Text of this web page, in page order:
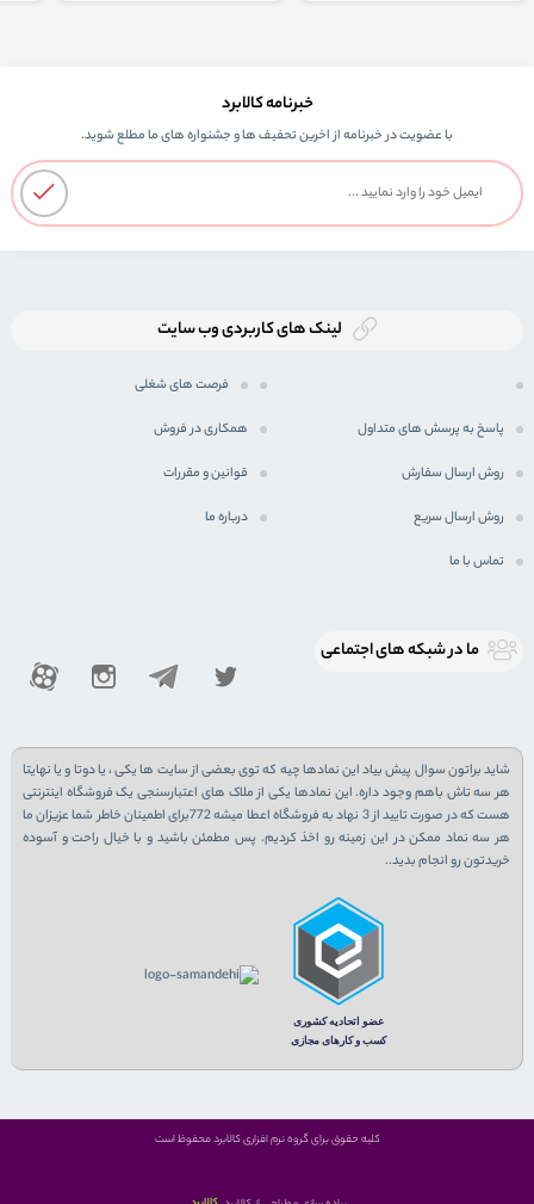
خبرنامه کالابرد
با عضویت در خبرنامه از اخرین تحفیف ها و جشنواره های ما مطلع شوید.
لینک های کاربردی وب سایت
فرصت های شغلی
پاسخ به پرسش های متداول همکاری در فروش
روش ارسال سفارش قوانین و مقررات
روش ارسال سریع درباره ما
تماس با ما
ما در شبكه های اجتماعی
شاید براتون سوال پیش بیاد این نمادها چیه که توی بعضی از سایت ها یکی ، یا دوتا و یا نهایتا
هر سه تاش باهم وجود داره. این نمادها یکی از ملاک های اعتبارسنجی یک فروشگاه اینترنتی
هست که در صورت تایید از 3 نهاد به فروشگاه اعطا میشه 772برای اطمینان خاطر شما عزیزان ما
هر سه نماد ممکن در این زمینه رو اخذ کردیم. پس مطمئن باشید و با خیال راحت و آسوده
خریدتون رو انجام بدید..
کلیه حقوق برای گروه نرم افزاری کالابرد محفوظ است